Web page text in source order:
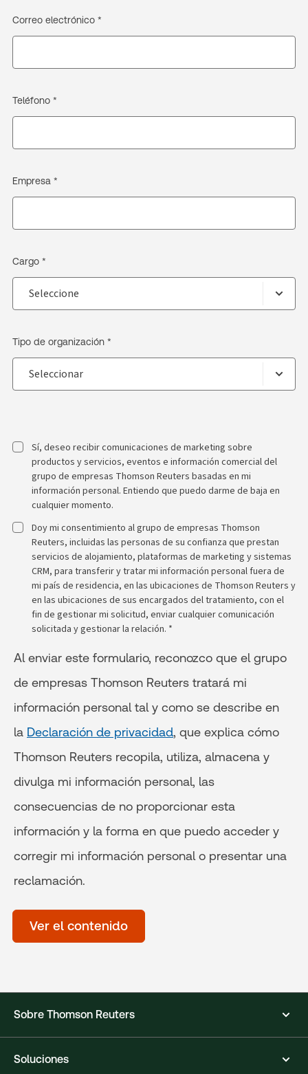
Correo electrónico *
Teléfono *
Empresa *
Cargo *
Tipo de organización *
Sí, deseo recibir comunicaciones de marketing sobre
productos y servicios, eventos e información comercial del
grupo de empresas Thomson Reuters basadas en mi
información personal. Entiendo que puedo darme de baja en
cualquier momento.
Doy mi consentimiento al grupo de empresas Thomson
Reuters, incluidas las personas de su confianza que prestan
servicios de alojamiento, plataformas de marketing y sistemas
CRM, para transferir y tratar mi información personal fuera de
mi país de residencia, en las ubicaciones de Thomson Reuters y
en las ubicaciones de sus encargados del tratamiento, con el
fin de gestionar mi solicitud, enviar cualquier comunicación
solicitada y gestionar la relación. *
Al enviar este formulario, reconozco que el grupo
de empresas Thomson Reuters tratará mi
información personal tal y como se describe en
la Declaración de privacidad, que explica cómo
Thomson Reuters recopila, utiliza, almacena y
divulga mi información personal, las
consecuencias de no proporcionar esta
información y la forma en que puedo acceder y
corregir mi información personal o presentar una
reclamación.
of
(Optional)
Ver el contenido
Sobre Thomson Reuters
Soluciones